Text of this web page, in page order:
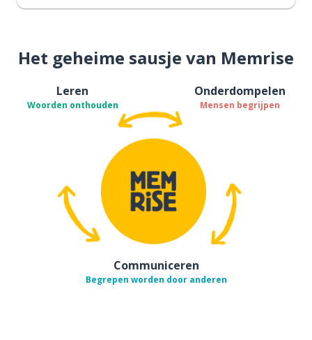
Het geheime sausje van Memrise
Leren
Woorden onthouden
Onderdompelen
Mensen begrijpen
Communiceren
Begrepen worden door anderen